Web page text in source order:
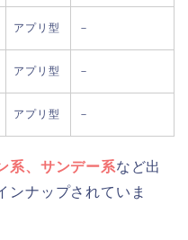
アプリ型 －
アプリ型 －
アプリ型 －
系、サンデー系など出
ンナップされていま